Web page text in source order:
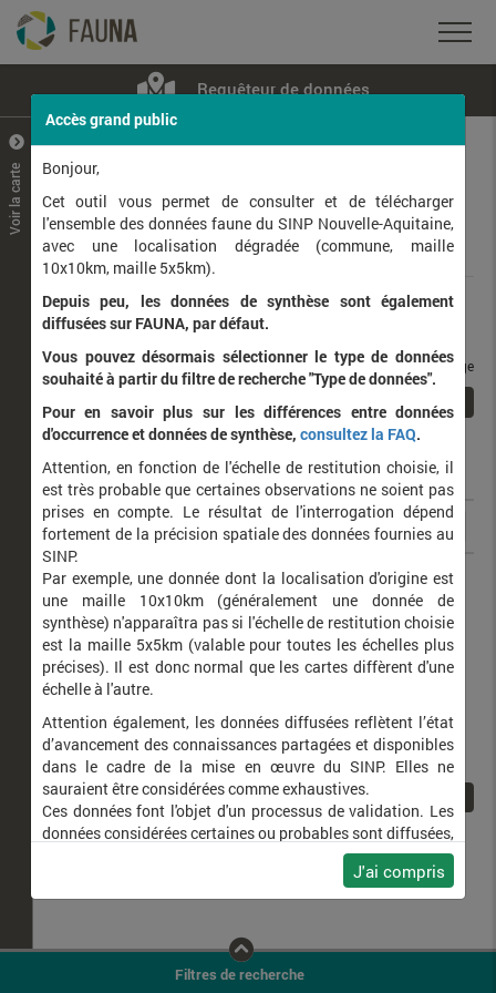
Requêteur de données
+
–
Voir la carte
Données
Rang taxonomique :
Affichage de1à 1sur1
taxons / page
Nom latin Nom vernaculaire
Boloria dia Petite Violette (La)
Filtres de recherche
Accès grand public
Bonjour,
Cet outil vous permet de consulter et de télécharger
l'ensemble des données faune du SINP Nouvelle-Aquitaine,
avec une localisation dégradée (commune, maille
10x10km, maille 5x5km).
Depuis peu, les données de synthèse sont également
diffusées sur FAUNA, par défaut.
Vous pouvez désormais sélectionner le type de données
souhaité à partir du filtre de recherche "Type de données".
Pour en savoir plus sur les différences entre données
d'occurrence et données de synthèse, consultez la FAQ.
Attention, en fonction de l'échelle de restitution choisie, il
est très probable que certaines observations ne soient pas
prises en compte. Le résultat de l'interrogation dépend
fortement de la précision spatiale des données fournies au
SINP.
Par exemple, une donnée dont la localisation d'origine est
une maille 10x10km (généralement une donnée de
synthèse) n'apparaîtra pas si l'échelle de restitution choisie
est la maille 5x5km (valable pour toutes les échelles plus
précises). Il est donc normal que les cartes diffèrent d'une
échelle à l'autre.
Attention également, les données diffusées reflètent l’état
d’avancement des connaissances partagées et disponibles
dans le cadre de la mise en œuvre du SINP. Elles ne
sauraient être considérées comme exhaustives.
Ces données font l'objet d'un processus de validation. Les
données considérées certaines ou probables sont diffusées,
ainsi que celles pour lesquelles la méthode n'est pas
J'ai compris